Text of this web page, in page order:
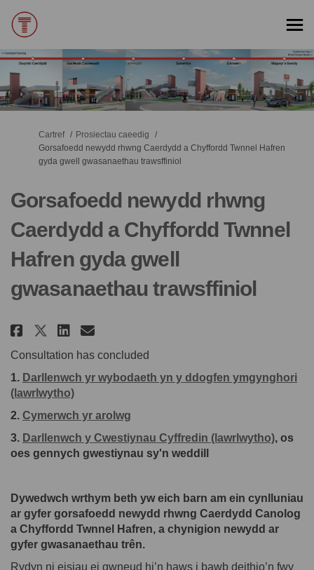
Rydych yma:
Cartref
Prosiectau caeedig
Gorsafoedd newydd rhwng Caerdydd a Chyffordd Twnnel Hafren
gyda gwell gwasanaethau trawsffiniol
Gorsafoedd newydd rhwng
Caerdydd a Chyffordd Twnnel
Hafren gyda gwell
gwasanaethau trawsffiniol
Rhannu Gorsafoedd newydd
Rhannu Gorsafoedd
Rhannu Gorsafoedd
E-bost Gorsafoedd
Consultation has concluded
1. Darllenwch yr wybodaeth yn y ddogfen ymgynghori
(lawrlwytho)
2. Cymerwch yr arolwg
3. Darllenwch y Cwestiynau Cyffredin (lawrlwytho), os
oes gennych gwestiynau sy'n weddill
Dywedwch wrthym beth yw eich barn am ein cynlluniau
ar gyfer gorsafoedd newydd rhwng Caerdydd Canolog
a Chyffordd Twnnel Hafren, a chynigion newydd ar
gyfer gwasanaethau trên.
Rydyn ni eisiau ei gwneud hi’n haws i bawb deithio’n fwy